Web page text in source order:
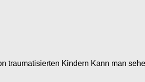
traumatisierten Kindern Kann man